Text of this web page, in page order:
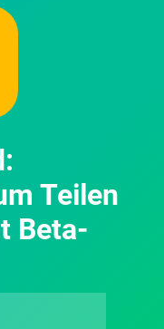
Teilen
Beta-